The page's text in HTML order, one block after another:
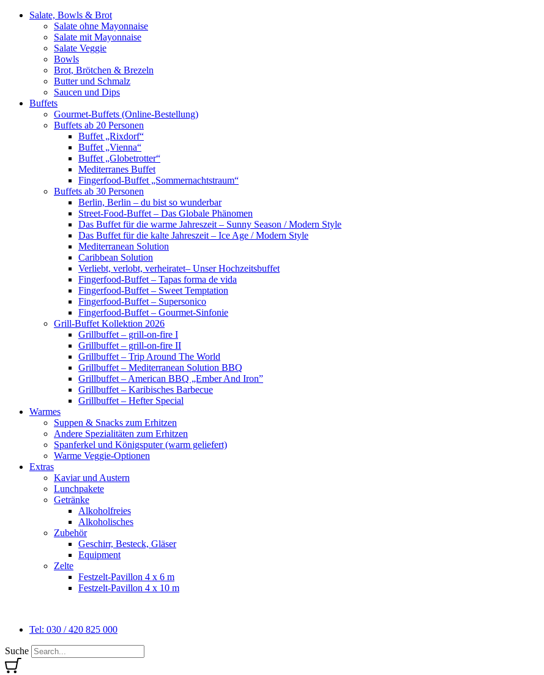
Salate, Bowls & Brot
Salate ohne Mayonnaise
Salate mit Mayonnaise
Salate Veggie
Bowls
Brot, Brötchen & Brezeln
Butter und Schmalz
Saucen und Dips
Buffets
Gourmet-Buffets (Online-Bestellung)
Buffets ab 20 Personen
Buffet „Rixdorf“
Buffet „Vienna“
Buffet „Globetrotter“
Mediterranes Buffet
Fingerfood-Buffet „Sommernachtstraum“
Buffets ab 30 Personen
Berlin, Berlin – du bist so wunderbar
Street-Food-Buffet – Das Globale Phänomen
Das Buffet für die warme Jahreszeit – Sunny Season / Modern Style
Das Buffet für die kalte Jahreszeit – Ice Age / Modern Style
Mediterranean Solution
Caribbean Solution
Verliebt, verlobt, verheiratet– Unser Hochzeitsbuffet
Fingerfood-Buffet – Tapas forma de vida
Fingerfood-Buffet – Sweet Temptation
Fingerfood-Buffet – Supersonico
Fingerfood-Buffet – Gourmet-Sinfonie
Grill-Buffet Kollektion 2026
Grillbuffet – grill-on-fire I
Grillbuffet – grill-on-fire II
Grillbuffet – Trip Around The World
Grillbuffet – Mediterranean Solution BBQ
Grillbuffet – American BBQ „Ember And Iron”
Grillbuffet – Karibisches Barbecue
Grillbuffet – Hefter Special
Warmes
Suppen & Snacks zum Erhitzen
Andere Spezialitäten zum Erhitzen
Spanferkel und Königsputer (warm geliefert)
Warme Veggie-Optionen
Extras
Kaviar und Austern
Lunchpakete
Getränke
Alkoholfreies
Alkoholisches
Zubehör
Geschirr, Besteck, Gläser
Equipment
Zelte
Festzelt-Pavillon 4 x 6 m
Festzelt-Pavillon 4 x 10 m
Tel: 030 / 420 825 000
Suche